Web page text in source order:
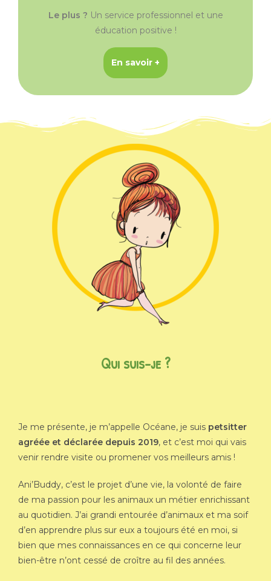
Le plus ? Un service professionnel et une
éducation positive !
En savoir +
Qui suis-je ?
Je me présente, je m’appelle Océane, je suis petsitter
agréée et déclarée depuis 2019, et c’est moi qui vais
venir rendre visite ou promener vos meilleurs amis !
Ani’Buddy, c’est le projet d’une vie, la volonté de faire
de ma passion pour les animaux un métier enrichissant
au quotidien. J’ai grandi entourée d’animaux et ma soif
d’en apprendre plus sur eux a toujours été en moi, si
bien que mes connaissances en ce qui concerne leur
bien-être n’ont cessé de croître au fil des années.